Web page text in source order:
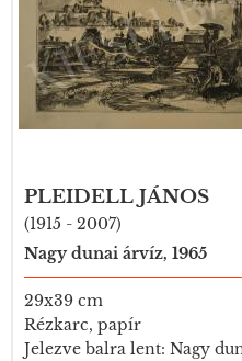
PLEIDELL JÁNOS
(1915 - 2007)
Nagy dunai árvíz, 1965
29x39 cm
Rézkarc, papír
Jelezve balra lent: Nagy